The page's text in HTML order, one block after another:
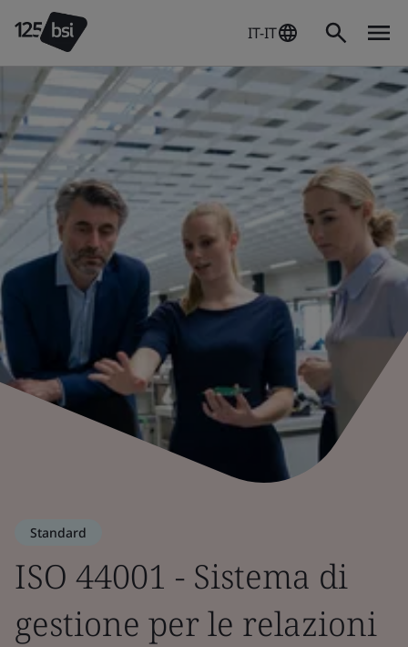
IT-IT
Standard
ISO 44001 - Sistema di
gestione per le relazioni